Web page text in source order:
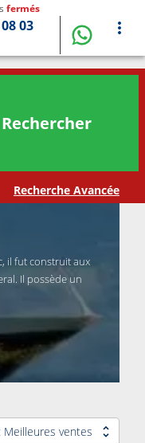
fermés
03
Rechercher
Recherche Avancée
il fut construit aux
Il possède un
Meilleures ventes